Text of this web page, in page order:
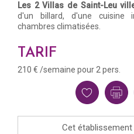
Les 2 Villas de Saint-Leu
d'un billard, d'une cuisine
chambres climatisées.
TARIF
210 € /semaine pour 2 pers.
Cet